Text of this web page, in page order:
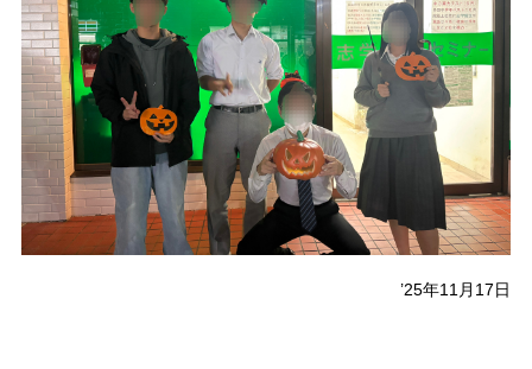
’25年11月17日